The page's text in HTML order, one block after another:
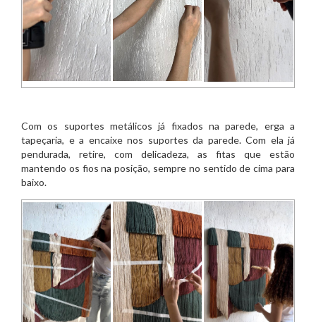
Com os suportes metálicos já fixados na parede, erga a
tapeçaria, e a encaixe nos suportes da parede. Com ela já
pendurada, retire, com delicadeza, as fitas que estão
mantendo os fios na posição, sempre no sentido de cima para
baixo.